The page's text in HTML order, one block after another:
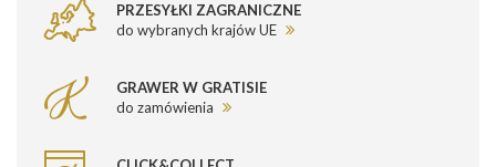
PRZESYŁKI ZAGRANICZNE
do wybranych krajów UE
GRAWER W GRATISIE
do zamówienia